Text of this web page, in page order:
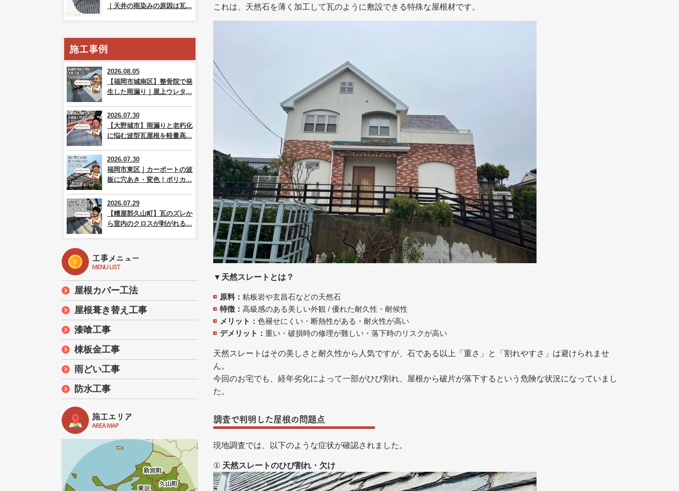
これは、天然石を薄く加工して瓦のように敷設できる特殊な屋根材です。
▼天然スレートとは？
原料： 粘板岩や玄昌石などの天然石
特徴： 高級感のある美しい外観 / 優れた耐久性・耐候性
メリット： 色褪せにくい・断熱性がある・耐火性が高い
デメリット： 重い・破損時の修理が難しい・落下時のリスクが高い
天然スレートはその美しさと耐久性から人気ですが、石である以上「重さ」と「割れやすさ」は避けられませ
ん。
今回のお宅でも、経年劣化によって一部がひび割れ、屋根から破片が落下するという危険な状況になっていまし
た。
調査で判明した屋根の問題点
現地調査では、以下のような症状が確認されました。
① 天然スレートのひび割れ・欠け
｜天井の雨染みの原因は瓦...
施工事例
2026.08.05
【福岡市城南区】整骨院で発
生した雨漏り｜屋上ウレタ...
2026.07.30
【大野城市】雨漏りと老朽化
に悩む波型瓦屋根を軽量高...
2026.07.30
福岡市東区｜カーポートの波
板に穴あき・変色！ポリカ...
2026.07.29
【糟屋郡久山町】瓦のズレか
ら室内のクロスが剥がれる...
工事メニュー
MENU LIST
屋根カバー工法
屋根葺き替え工事
漆喰工事
棟板金工事
雨どい工事
防水工事
施工エリア
AREA MAP